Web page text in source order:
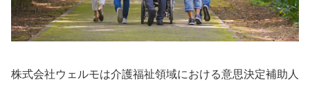
株式会社ウェルモは介護福祉領域における意思決定補助⼈